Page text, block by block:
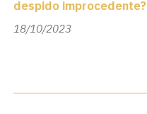
despido improcedente?
18/10/2023